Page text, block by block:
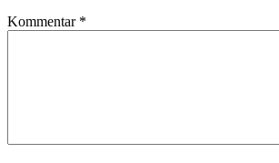
Kommentar *